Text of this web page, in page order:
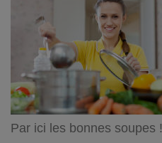
Par ici les bonnes soupes !